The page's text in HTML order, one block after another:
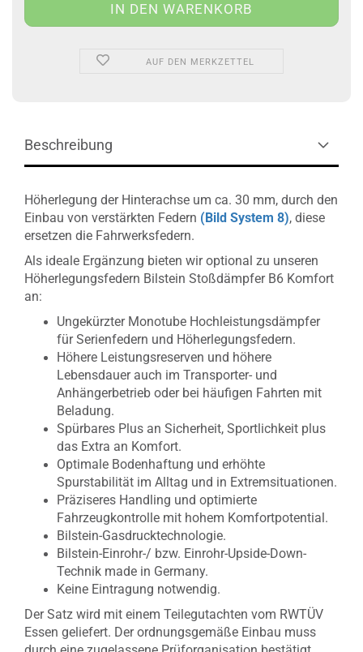
AUF DEN MERKZETTEL
Beschreibung
Höherlegung der Hinterachse um ca. 30 mm, durch den
Einbau von verstärkten Federn (Bild System 8), diese
ersetzen die Fahrwerksfedern.
Als ideale Ergänzung bieten wir optional zu unseren
Höherlegungsfedern Bilstein Stoßdämpfer B6 Komfort
an:
Ungekürzter Monotube Hochleistungsdämpfer
für Serienfedern und Höherlegungsfedern.
Höhere Leistungsreserven und höhere
Lebensdauer auch im Transporter- und
Anhängerbetrieb oder bei häufigen Fahrten mit
Beladung.
Spürbares Plus an Sicherheit, Sportlichkeit plus
das Extra an Komfort.
Optimale Bodenhaftung und erhöhte
Spurstabilität im Alltag und in Extremsituationen.
Präziseres Handling und optimierte
Fahrzeugkontrolle mit hohem Komfortpotential.
Bilstein-Gasdrucktechnologie.
Bilstein-Einrohr-/ bzw. Einrohr-Upside-Down-
Technik made in Germany.
Keine Eintragung notwendig.
Der Satz wird mit einem Teilegutachten vom RWTÜV
Essen geliefert. Der ordnungsgemäße Einbau muss